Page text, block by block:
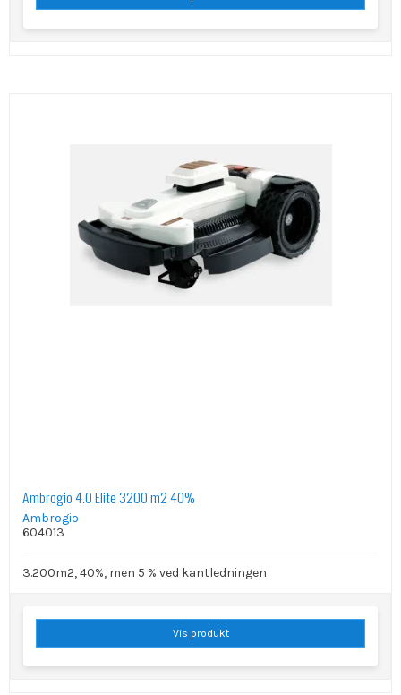
Ambrogio 4.0 Elite 3200 m2 40%
Ambrogio
604013
3.200m2, 40%, men 5 % ved kantledningen
Vis produkt